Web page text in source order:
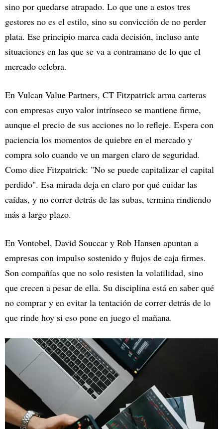
sino por quedarse atrapado. Lo que une a estos tres
gestores no es el estilo, sino su convicción de no perder
plata. Ese principio marca cada decisión, incluso ante
situaciones en las que se va a contramano de lo que el
mercado celebra.
En Vulcan Value Partners, CT Fitzpatrick arma carteras
con empresas cuyo valor intrínseco se mantiene firme,
aunque el precio de sus acciones no lo refleje. Espera con
paciencia los momentos de quiebre en el mercado y
compra solo cuando ve un margen claro de seguridad.
Como dice Fitzpatrick: "No se puede capitalizar el capital
perdido". Esa mirada deja en claro por qué cuidar las
caídas, y no correr detrás de las subas, termina rindiendo
más a largo plazo.
En Vontobel, David Souccar y Rob Hansen apuntan a
empresas con impulso sostenido y flujos de caja firmes.
Son compañías que no solo resisten la volatilidad, sino
que crecen a pesar de ella. Su disciplina está en saber qué
no comprar y en evitar la tentación de correr detrás de lo
que rinde hoy si eso pone en juego el mañana.